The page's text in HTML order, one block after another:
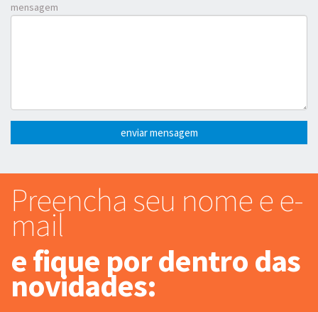
mensagem
enviar mensagem
Preencha seu nome e e-
mail
e fique por dentro das
novidades: